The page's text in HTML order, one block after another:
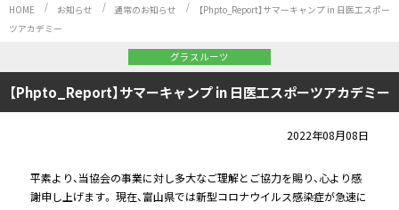
HOME お知らせ 通常のお知らせ
【Phpto_Report】サマーキャンプ in 日医工スポー
ツアカデミー
グラスルーツ
【Phpto_Report】サマーキャンプ in 日医工スポーツアカデミー
2022年08月08日
平素より、当協会の事業に対し多大なご理解とご協力を賜り、心より感
謝申し上げます。 現在、富山県では新型コロナウイルス感染症が急速に